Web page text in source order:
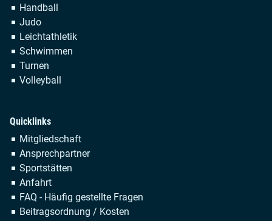
Handball
Judo
Leichtathletik
Schwimmen
Turnen
Volleyball
Quicklinks
Navigation
überspringen
Mitgliedschaft
Ansprechpartner
Sportstätten
Anfahrt
FAQ - Häufig gestellte Fragen
Beitragsordnung / Kosten